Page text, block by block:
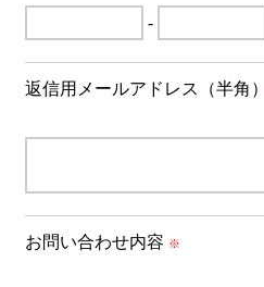
-
返信用メールアドレス（半角）
お問い合わせ内容 ※